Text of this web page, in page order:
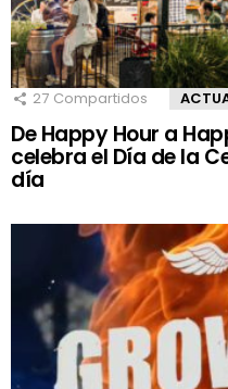
27 Compartidos
De Happy Hour a
celebra el Día de la
día